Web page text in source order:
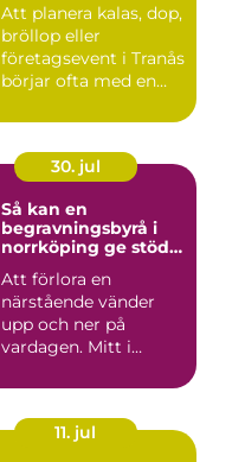
Att planera kalas, dop,
bröllop eller
företagsevent i Tranås
börjar ofta med en
30. jul
Så kan en
begravningsbyrå i
norrköping ge stöd
Att förlora en
närstående vänder
upp och ner på
vardagen. Mitt i
anhöriga också fatta...
11. jul